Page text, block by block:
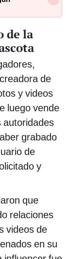
de la
de
y videos
luego vende
autoridades
grabado
de
y
que
relaciones
videos de
en su